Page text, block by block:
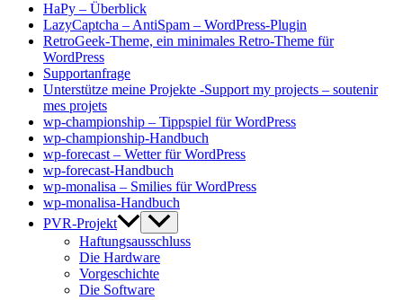
HaPy – Überblick
LazyCaptcha – AntiSpam – WordPress-Plugin
RetroGeek-Theme, ein minimales Retro-Theme für
WordPress
Supportanfrage
Unterstütze meine Projekte -Support my projects – soutenir
mes projets
wp-championship – Tippspiel für WordPress
wp-championship-Handbuch
wp-forecast – Wetter für WordPress
wp-forecast-Handbuch
wp-monalisa – Smilies für WordPress
wp-monalisa-Handbuch
PVR-Projekt
Haftungsausschluss
Die Hardware
Vorgeschichte
Die Software